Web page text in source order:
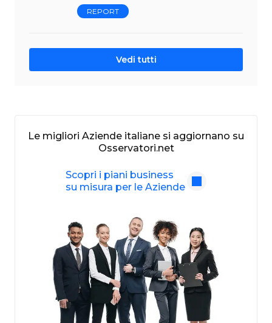
REPORT
Vedi tutti
Le migliori Aziende italiane si aggiornano su
Osservatori.net
Scopri i piani business
su misura per le Aziende